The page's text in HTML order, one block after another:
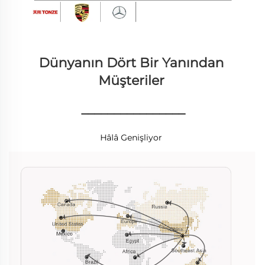
Dünyanın Dört Bir Yanından
Müşteriler
________________
Hâlâ Genişliyor